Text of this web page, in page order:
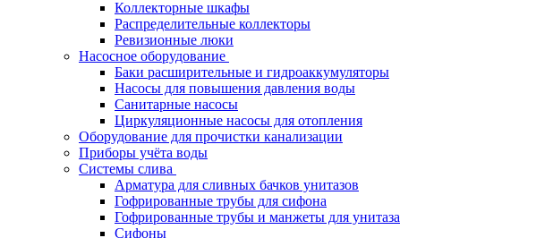
Коллекторные шкафы
Распределительные коллекторы
Ревизионные люки
Насосное оборудование
Баки расширительные и гидроаккумуляторы
Насосы для повышения давления воды
Санитарные насосы
Циркуляционные насосы для отопления
Оборудование для прочистки канализации
Приборы учёта воды
Системы слива
Арматура для сливных бачков унитазов
Гофрированные трубы для сифона
Гофрированные трубы и манжеты для унитаза
Сифоны